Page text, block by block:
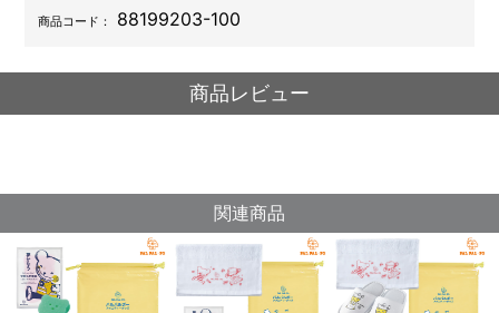
商品コード： 88199203-100
商品レビュー
関連商品